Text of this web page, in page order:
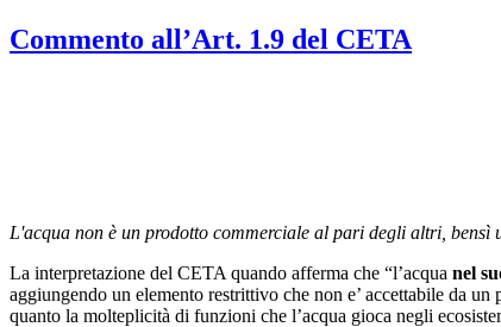
Commento all’Art. 1.9 del CETA
L'acqua non è un prodotto commerciale al pari degli altri,
La interpretazione del CETA quando afferma che “l’acqua nel
aggiungendo un elemento restrittivo che non e’ accettabile da
quanto la molteplicità di funzioni che l’acqua gioca negli